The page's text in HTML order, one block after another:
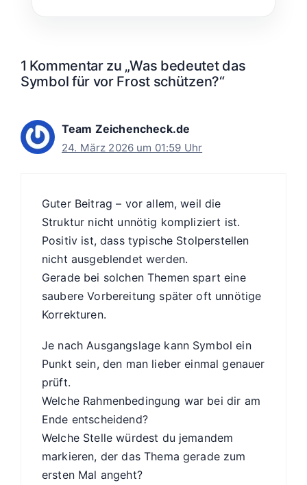
1 Kommentar zu „Was bedeutet das
Symbol für vor Frost schützen?“
Team Zeichencheck.de
24. März 2026 um 01:59 Uhr
Guter Beitrag – vor allem, weil die
Struktur nicht unnötig kompliziert ist.
Positiv ist, dass typische Stolperstellen
nicht ausgeblendet werden.
Gerade bei solchen Themen spart eine
saubere Vorbereitung später oft unnötige
Korrekturen.
Je nach Ausgangslage kann Symbol ein
Punkt sein, den man lieber einmal genauer
prüft.
Welche Rahmenbedingung war bei dir am
Ende entscheidend?
Welche Stelle würdest du jemandem
markieren, der das Thema gerade zum
ersten Mal angeht?